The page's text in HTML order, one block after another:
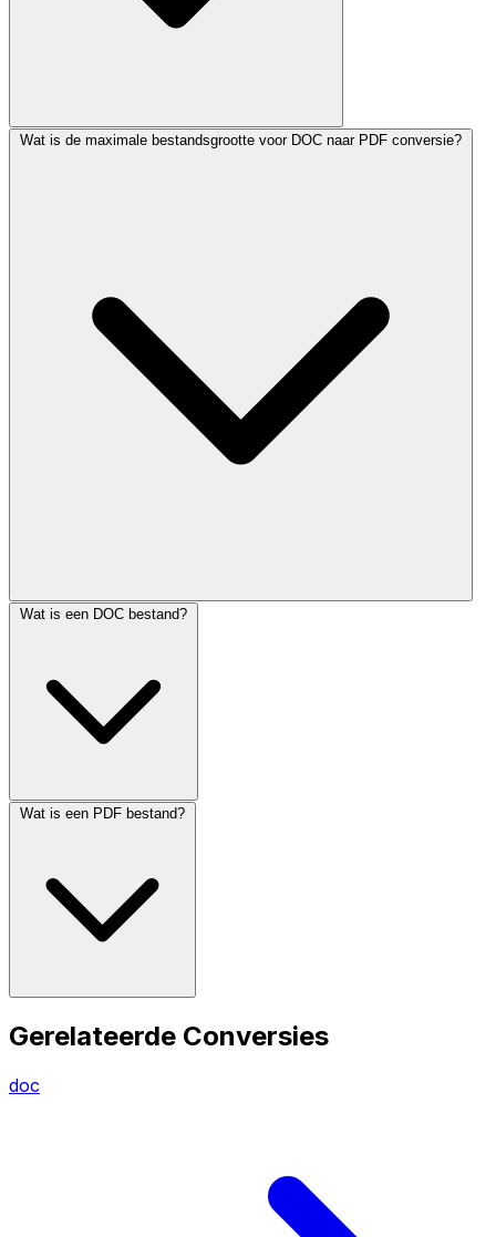
Wat is de maximale bestandsgrootte voor DOC naar PDF conversie?
Wat is een DOC bestand?
Wat is een PDF bestand?
Gerelateerde Conversies
doc